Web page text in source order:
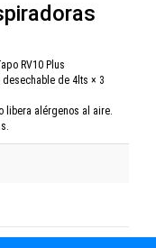
RV10 Plus
de 4lts × 3
libera alérgenos al aire.